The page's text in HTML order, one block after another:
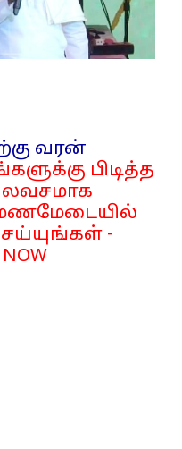
வரன்
பிடித்த
-
NOW